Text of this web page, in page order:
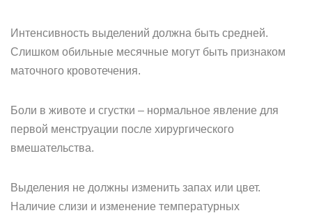
Интенсивность выделений должна быть средней.
Слишком обильные месячные могут быть признаком
маточного кровотечения.
Боли в животе и сгустки – нормальное явление для
первой менструации после хирургического
вмешательства.
Выделения не должны изменить запах или цвет.
Наличие слизи и изменение температурных